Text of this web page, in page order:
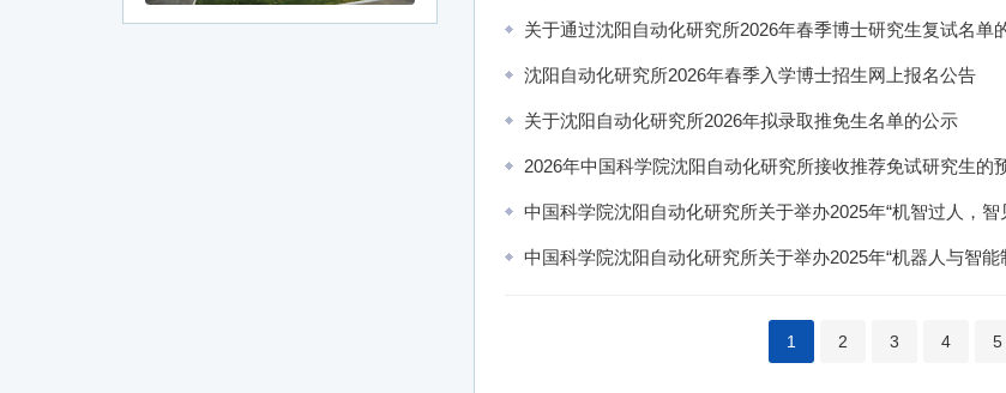
关于通过沈阳自动化研究所2026年春季博士研究生复试名单
沈阳自动化研究所2026年春季入学博士招生网上报名公告
关于沈阳自动化研究所2026年拟录取推免生名单的公示
2026年中国科学院沈阳自动化研究所接收推荐免试研究生的
中国科学院沈阳自动化研究所关于举办2025年“机智过人，
中国科学院沈阳自动化研究所关于举办2025年“机器人与智
1 2 3 4 5